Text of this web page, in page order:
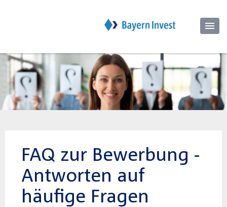
FAQ zur Bewerbung -
Antworten auf
häufige Fragen